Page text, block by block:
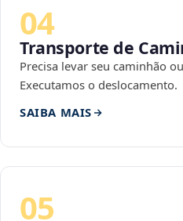
04
Transporte de
Precisa levar seu caminhão
Executamos o deslocamento.
SAIBA MAIS
05